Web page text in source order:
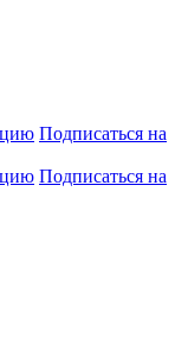
Подписаться на
Подписаться на